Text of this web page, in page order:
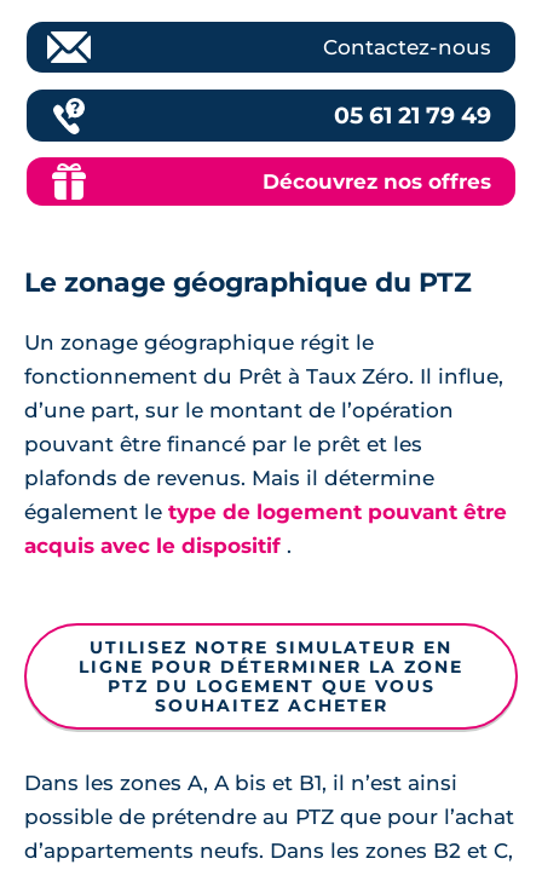
Contactez-nous
05 61 21 79 49
Découvrez nos offres
Le zonage géographique du PTZ
Un zonage géographique régit le
fonctionnement du Prêt à Taux Zéro. Il influe,
d’une part, sur le montant de l’opération
pouvant être financé par le prêt et les
plafonds de revenus. Mais il détermine
également le type de logement pouvant être
acquis avec le dispositif .
UTILISEZ NOTRE SIMULATEUR EN
LIGNE POUR DÉTERMINER LA ZONE
PTZ DU LOGEMENT QUE VOUS
SOUHAITEZ ACHETER
Dans les zones A, A bis et B1, il n’est ainsi
possible de prétendre au PTZ que pour l’achat
d’appartements neufs. Dans les zones B2 et C,